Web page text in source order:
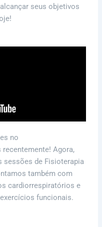
seus objetivos
no
Agora,
sessões de Fisioterapia
também com
cardiorrespiratórios e
funcionais.